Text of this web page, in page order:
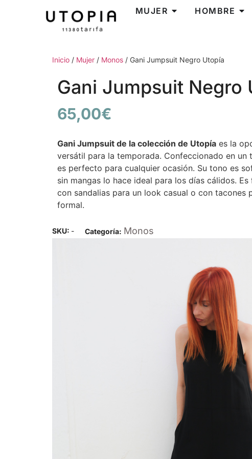
MUJER HOMBRE
Inicio / Mujer / Monos / Gani Jumpsuit Negro Utopía
Gani Jumpsuit Negro
65,00€
Gani Jumpsuit de la colección de Utopía es la
versátil para la temporada. Confeccionado en un
es perfecto para cualquier ocasión. Su tono es
sin mangas lo hace ideal para los días cálidos.
con sandalias para un look casual o con tacones
formal.
SKU: - Categoría: Monos